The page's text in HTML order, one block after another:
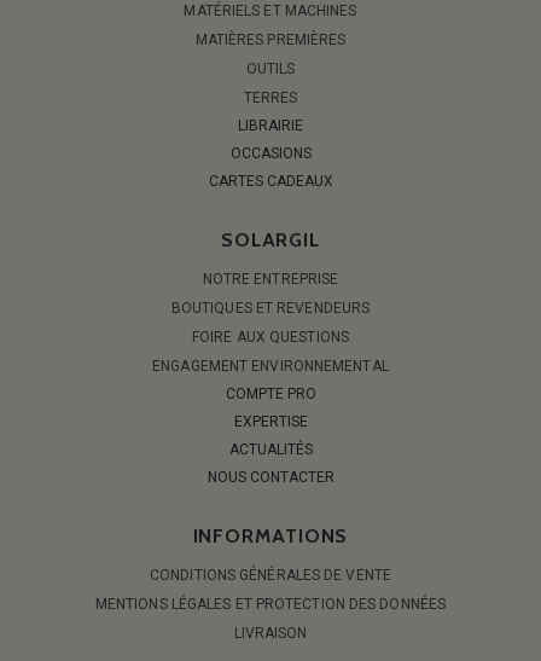
MATÉRIELS ET MACHINES
MATIÈRES PREMIÈRES
OUTILS
TERRES
LIBRAIRIE
OCCASIONS
CARTES CADEAUX
SOLARGIL
NOTRE ENTREPRISE
BOUTIQUES ET REVENDEURS
FOIRE AUX QUESTIONS
ENGAGEMENT ENVIRONNEMENTAL
COMPTE PRO
EXPERTISE
ACTUALITÉS
NOUS CONTACTER
INFORMATIONS
CONDITIONS GÉNÉRALES DE VENTE
MENTIONS LÉGALES ET PROTECTION DES DONNÉES
LIVRAISON